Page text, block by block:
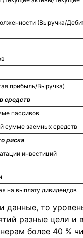
(Выручка/
прибыль/Выручка)
средств
пассивов
сумме заемных средств
риска
инвестиций
на выплату дивидендов
данные, то
разные цели и
более 40 %